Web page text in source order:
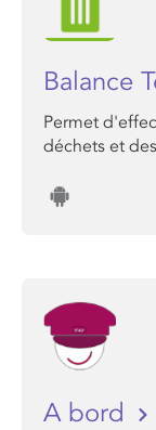
Balance
Permet
déchets et
A bord